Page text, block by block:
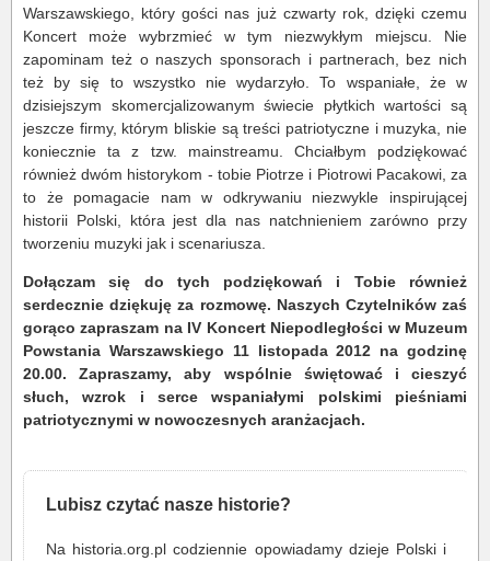
Warszawskiego, który gości nas już czwarty rok, dzięki czemu
Koncert może wybrzmieć w tym niezwykłym miejscu. Nie
zapominam też o naszych sponsorach i partnerach, bez nich
też by się to wszystko nie wydarzyło. To wspaniałe, że w
dzisiejszym skomercjalizowanym świecie płytkich wartości są
jeszcze firmy, którym bliskie są treści patriotyczne i muzyka, nie
koniecznie ta z tzw. mainstreamu. Chciałbym podziękować
również dwóm historykom - tobie Piotrze i Piotrowi Pacakowi, za
to że pomagacie nam w odkrywaniu niezwykle inspirującej
historii Polski, która jest dla nas natchnieniem zarówno przy
tworzeniu muzyki jak i scenariusza.
Dołączam się do tych podziękowań i Tobie również
serdecznie dziękuję za rozmowę. Naszych Czytelników zaś
gorąco zapraszam na IV Koncert Niepodległości w Muzeum
Powstania Warszawskiego 11 listopada 2012 na godzinę
20.00. Zapraszamy, aby wspólnie świętować i cieszyć
słuch, wzrok i serce wspaniałymi polskimi pieśniami
patriotycznymi w nowoczesnych aranżacjach.
Lubisz czytać nasze historie?
Na historia.org.pl codziennie opowiadamy dzieje Polski i